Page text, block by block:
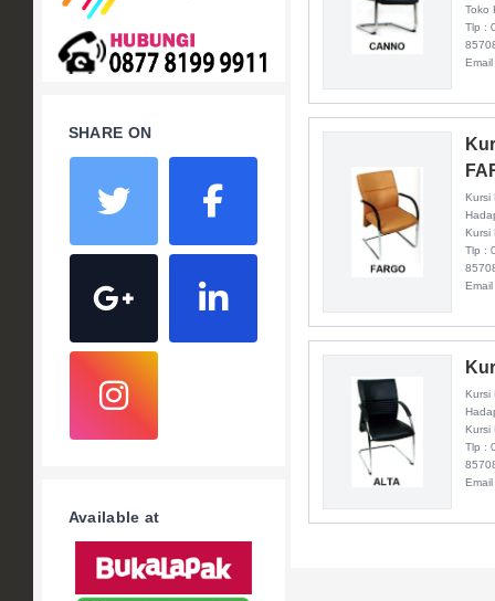
SHARE ON
Available at
Toko
Tlp :
Kursi
Tlp :
Kursi
Tlp :